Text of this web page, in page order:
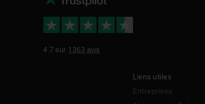
4.7 sur 1363 avis
Liens utiles
Entreprises